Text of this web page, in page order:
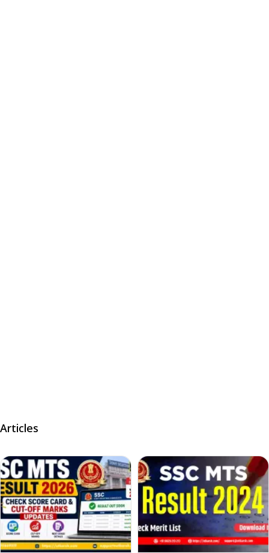
Articles